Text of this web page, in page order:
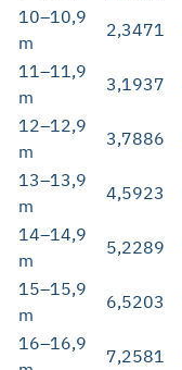
10–10,9
m
2,3471
11–11,9
m
3,1937
12–12,9
m
3,7886
13–13,9
m
4,5923
14–14,9
m
5,2289
15–15,9
m
6,5203
16–16,9
7,2581